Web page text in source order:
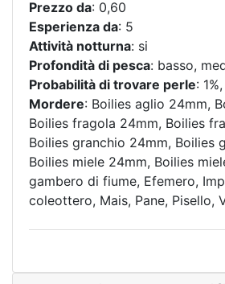
Prezzo da: 0,60
Esperienza da: 5
Attività notturna: si
Profondità di pesca: basso,
Probabilità di trovare perle:
Mordere: Boilies aglio 24mm,
Boilies fragola 24mm, Boilies
Boilies granchio 24mm, Boilies
Boilies miele 24mm, Boilies
gambero di fiume, Efemero,
coleottero, Mais, Pane, Pisello,